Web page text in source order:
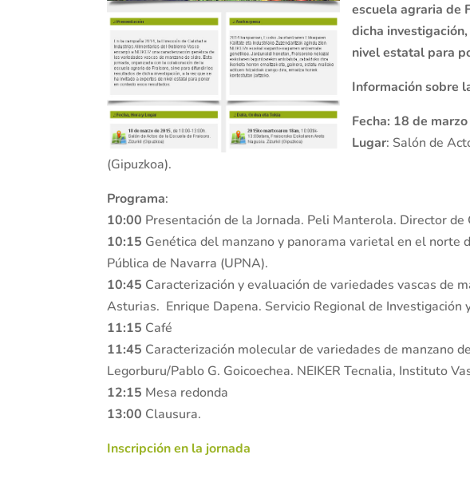
escuela agraria de
dicha
nivel estatal para
Información sobre
Fecha: 18 de marzo
Lugar: Salón de
(Gipuzkoa).
Programa:
10:00 Presentación de la Jornada. Peli Manterola. Director
10:15 Genética del manzano y panorama varietal en el norte
Pública de Navarra (UPNA).
10:45 Caracterización y evaluación de variedades vascas de
Asturias. Enrique Dapena. Servicio Regional de
11:15 Café
11:45 Caracterización molecular de variedades de manzano
Legorburu/Pablo G. Goicoechea. NEIKER Tecnalia, Instituto
12:15 Mesa redonda
13:00 Clausura.
Inscripción en la jornada